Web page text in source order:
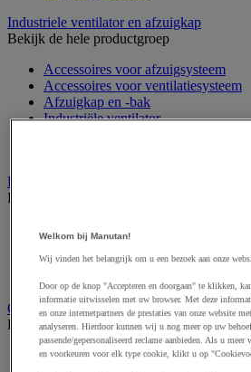
Industriele ventilator en afzuigkap
Bekijk de hele productgroep
Accessoires voor afzuigsysteem
Accessoires voor ventilatiesysteem
Afzuigkap en -bak
Industriële ventilator
Laboratoriummeubilair
Bekijk de hele productgroep
Laboratoriumkast
Laboratoriumladekast
Opstapkruk, trap en ladder
Bekijk de hele productgroep
Ladder
Welkom bij Manutan!
Wij vinden het belangrijk om u een bezoek aan onze
Door op de knop "Accepteren en doorgaan" te klikken,
informatie uitwisselen met uw browser. Met deze
en onze internetpartners de prestaties van onze website
analyseren. Hierdoor kunnen wij u nog meer op uw
passende/gepersonaliseerd reclame aanbieden. Als u
en voorkeuren voor elk type cookie, klikt u op